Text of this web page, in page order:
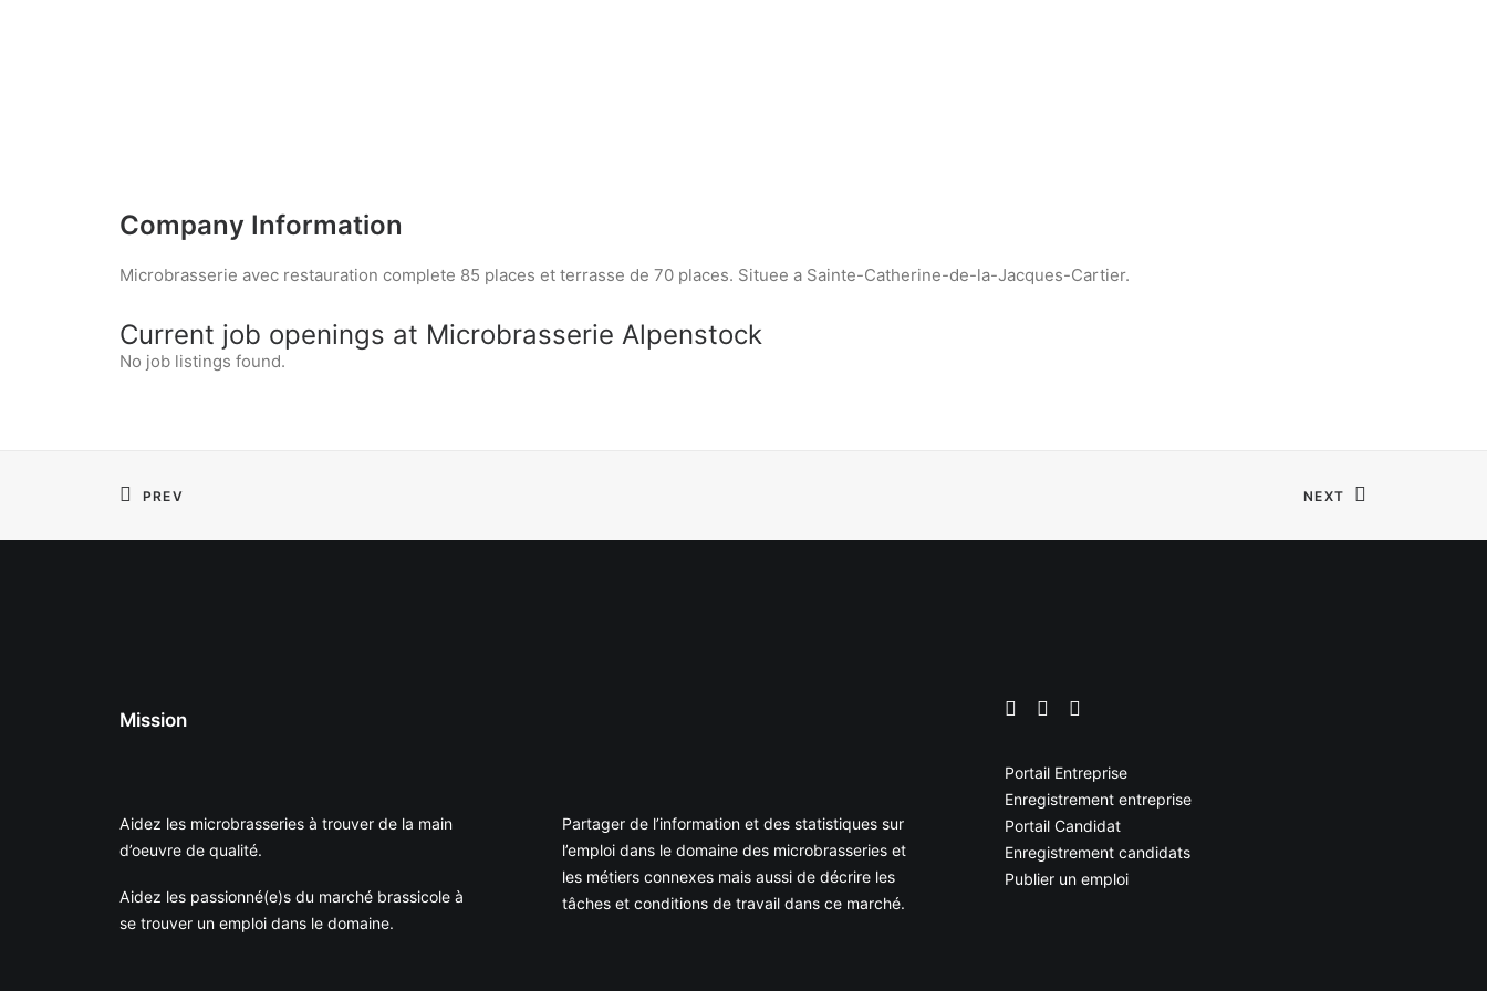
Company Information
Microbrasserie avec restauration complete 85 places et terrasse de 70 places. Situee a Sainte-Catherine-de-la-Jacques-Cartier.
Current job openings at Microbrasserie Alpenstock
No job listings found.
PREV NEXT
Mission
Aidez les microbrasseries à trouver de la main
d’oeuvre de qualité.
Aidez les passionné(e)s du marché brassicole à
se trouver un emploi dans le domaine.
Partager de l’information et des statistiques sur
l’emploi dans le domaine des microbrasseries et
les métiers connexes mais aussi de décrire les
tâches et conditions de travail dans ce marché.
Portail Entreprise
Enregistrement entreprise
Portail Candidat
Enregistrement candidats
Publier un emploi